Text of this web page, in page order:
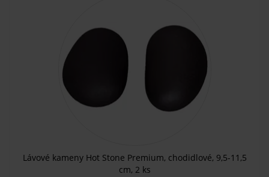
Lávové kameny Hot Stone Premium, chodidlové, 9,5-11,5
cm, 2 ks